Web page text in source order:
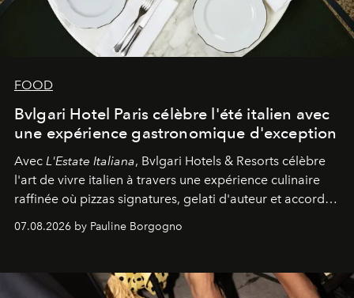
FOOD
Bvlgari Hotel Paris célèbre l'été italien avec
une expérience gastronomique d'exception
Avec L'Estate Italiana, Bvlgari Hotels & Resorts célèbre
l'art de vivre italien à travers une expérience culinaire
raffinée où pizzas signatures, gelati d'auteur et accords
07.08.2026 by Pauline Borgogno